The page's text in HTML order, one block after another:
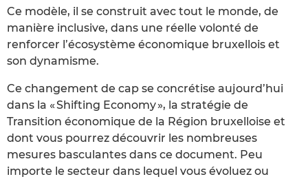
Ce modèle, il se construit avec tout le monde, de
manière inclusive, dans une réelle volonté de
renforcer l’écosystème économique bruxellois et
son dynamisme.
Ce changement de cap se concrétise aujourd’hui
dans la « Shifting Economy », la stratégie de
Transition économique de la Région bruxelloise et
dont vous pourrez découvrir les nombreuses
mesures basculantes dans ce document. Peu
importe le secteur dans lequel vous évoluez ou